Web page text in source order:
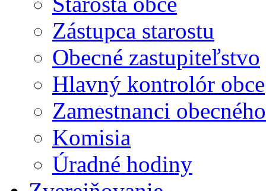
Zástupca starostu
Obecné zastupiteľstvo
Hlavný kontrolór obce
Zamestnanci
Komisia
Úradné hodiny